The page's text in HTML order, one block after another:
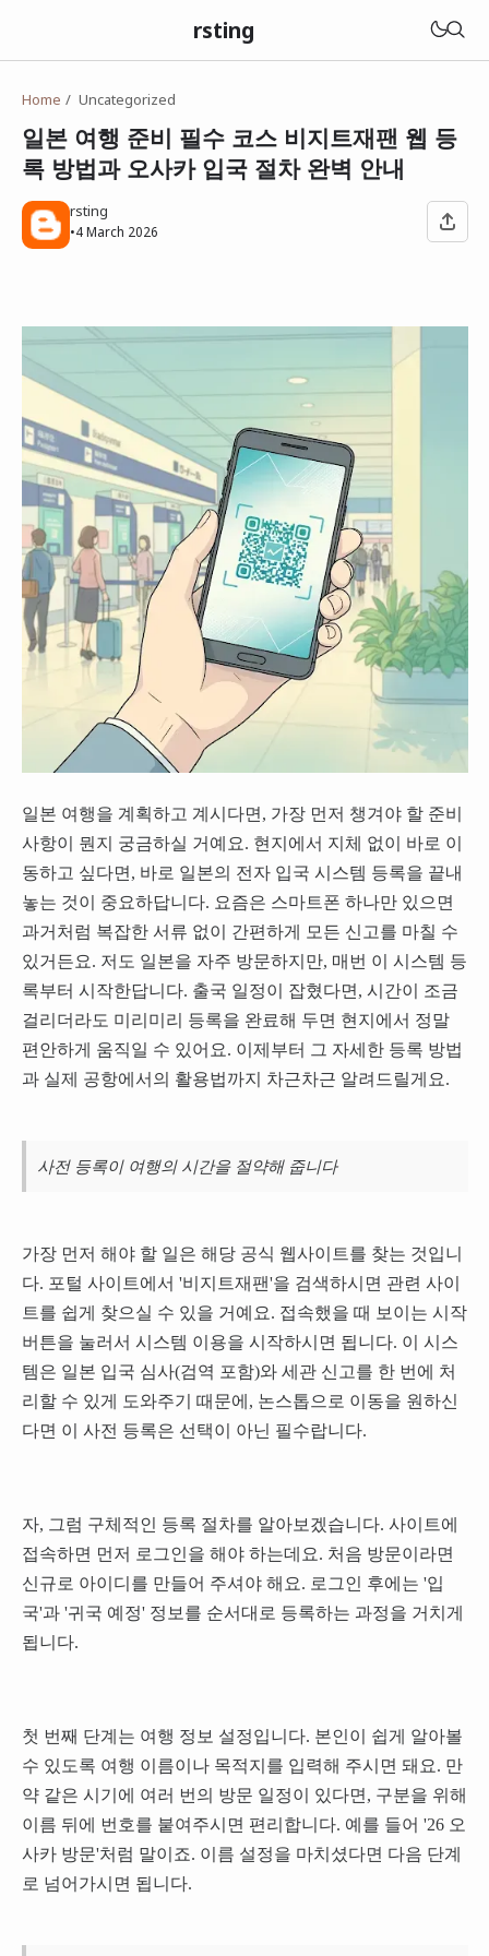
rsting
Home Uncategorized
일본 여행 준비 필수 코스 비지트재팬 웹 등
록 방법과 오사카 입국 절차 완벽 안내
rsting
•4 March 2026
일본 여행을 계획하고 계시다면, 가장 먼저 챙겨야 할 준비
사항이 뭔지 궁금하실 거예요. 현지에서 지체 없이 바로 이
동하고 싶다면, 바로 일본의 전자 입국 시스템 등록을 끝내
놓는 것이 중요하답니다. 요즘은 스마트폰 하나만 있으면
과거처럼 복잡한 서류 없이 간편하게 모든 신고를 마칠 수
있거든요. 저도 일본을 자주 방문하지만, 매번 이 시스템 등
록부터 시작한답니다. 출국 일정이 잡혔다면, 시간이 조금
걸리더라도 미리미리 등록을 완료해 두면 현지에서 정말
편안하게 움직일 수 있어요. 이제부터 그 자세한 등록 방법
과 실제 공항에서의 활용법까지 차근차근 알려드릴게요.
사전 등록이 여행의 시간을 절약해 줍니다
가장 먼저 해야 할 일은 해당 공식 웹사이트를 찾는 것입니
다. 포털 사이트에서 '비지트재팬'을 검색하시면 관련 사이
트를 쉽게 찾으실 수 있을 거예요. 접속했을 때 보이는 시작
버튼을 눌러서 시스템 이용을 시작하시면 됩니다. 이 시스
템은 일본 입국 심사(검역 포함)와 세관 신고를 한 번에 처
리할 수 있게 도와주기 때문에, 논스톱으로 이동을 원하신
다면 이 사전 등록은 선택이 아닌 필수랍니다.
자, 그럼 구체적인 등록 절차를 알아보겠습니다. 사이트에
접속하면 먼저 로그인을 해야 하는데요. 처음 방문이라면
신규로 아이디를 만들어 주셔야 해요. 로그인 후에는 '입
국'과 '귀국 예정' 정보를 순서대로 등록하는 과정을 거치게
됩니다.
첫 번째 단계는 여행 정보 설정입니다. 본인이 쉽게 알아볼
수 있도록 여행 이름이나 목적지를 입력해 주시면 돼요. 만
약 같은 시기에 여러 번의 방문 일정이 있다면, 구분을 위해
이름 뒤에 번호를 붙여주시면 편리합니다. 예를 들어 '26 오
사카 방문'처럼 말이죠. 이름 설정을 마치셨다면 다음 단계
로 넘어가시면 됩니다.